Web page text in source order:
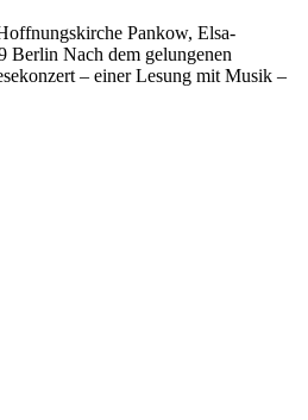
Pankow, Elsa-
Berlin Nach dem gelungenen
– einer Lesung mit Musik –